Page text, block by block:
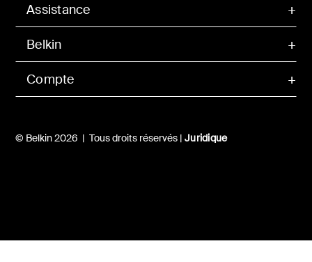
Compte
Assistance
Belkin
© Belkin 2026 | Tous droits réservés | Juridique